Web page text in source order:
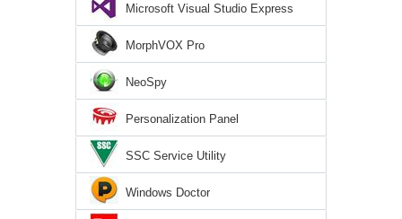
Microsoft Visual Studio Express
MorphVOX Pro
NeoSpy
Personalization Panel
SSC Service Utility
Windows Doctor